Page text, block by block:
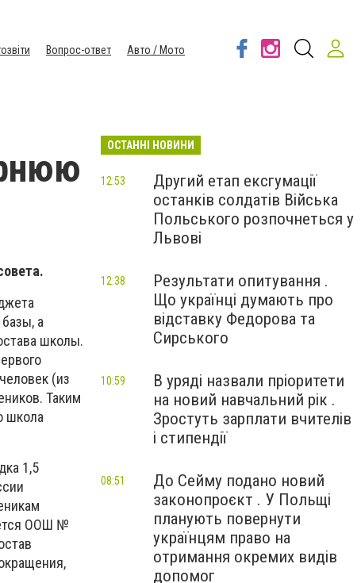
Вопрос-ответ
Авто / Мото
а
школы.
(из
Таким
школа
1,5
ООШ №
ОСТАННІ НОВИНИ
Другий етап ексгумації
останків солдатів Війська
Польського розпочнеться у
Львові
12:53
Результати опитування .
Що українці думають про
відставку Федорова та
Сирського
12:38
В уряді назвали пріоритети
на новий навчальний рік .
Зростуть зарплати вчителів
і стипендії
10:59
До Сейму подано новий
законопроєкт . У Польщі
планують повернути
українцям право на
отримання окремих видів
допомог
08:51